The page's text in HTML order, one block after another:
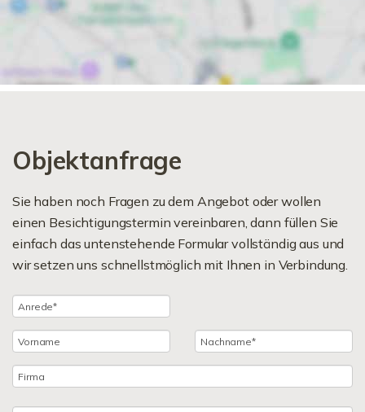
Objektanfrage
Sie haben noch Fragen zu dem Angebot oder wollen
einen Besichtigungstermin vereinbaren, dann füllen Sie
einfach das untenstehende Formular vollständig aus und
wir setzen uns schnellstmöglich mit Ihnen in Verbindung.